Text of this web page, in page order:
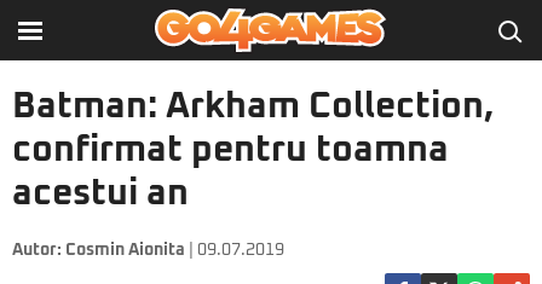
Batman: Arkham Collection,
confirmat pentru toamna
acestui an
Autor: Cosmin Aionita | 09.07.2019